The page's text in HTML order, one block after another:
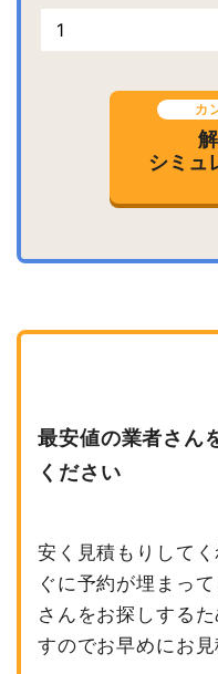
カ
シミュ
最安値の業者さん
ください
安く見積もりして
ぐに予約が埋まっ
さんをお探しする
すのでお早めにお見